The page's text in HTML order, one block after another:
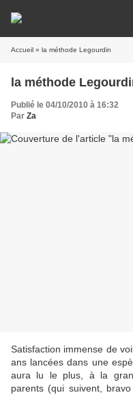
Accueil » la méthode Legourdin
la méthode
Publié le 04/10/2010 à 16:32
Par Za
Satisfaction immense de
ans lancées dans une
aura lu le plus, à la
parents (qui suivent,